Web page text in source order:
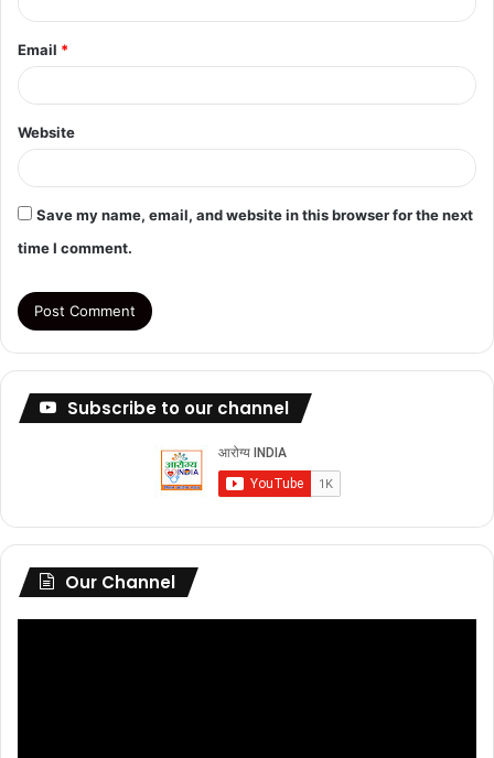
Email *
Website
Save my name, email, and website in this browser for the next
time I comment.
Subscribe to our channel
Our Channel